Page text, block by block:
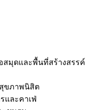
สมุดและพื้นที่สร้างสรรค์
ขภาพนิสิต
และคาเฟ่